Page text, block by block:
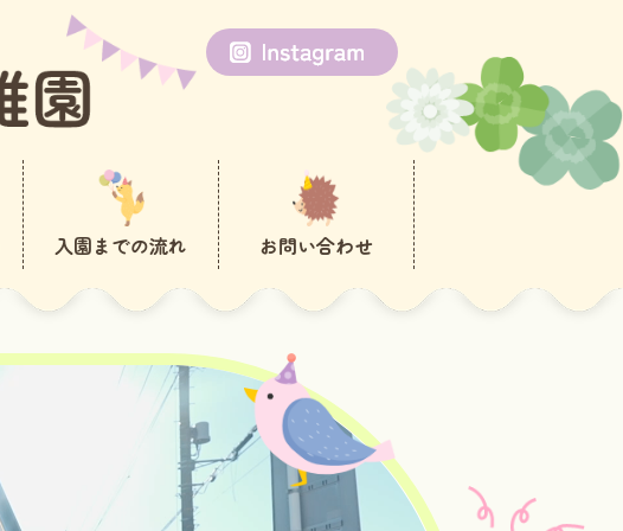
入園までの流れ お問い合わせ